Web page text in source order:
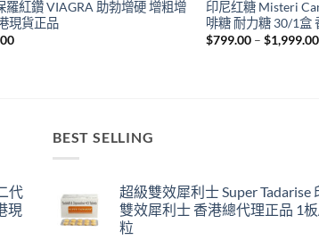
羅紅鑽 VIAGRA 助勃增硬 增粗增
現貨正品
印尼红糖 Misteri
啡糖 耐力糖 30/1盒
$799.00 – $1,999.00
代
現
BEST SELLING
超級雙效犀利士 Super Tadarise
雙效犀利士 香港總代理正品 1
粒